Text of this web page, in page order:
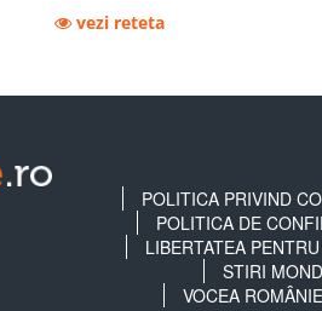
vezi reteta
POLITICA PRIVIND
POLITICA DE
LIBERTATEA
STIRI
VOCEA